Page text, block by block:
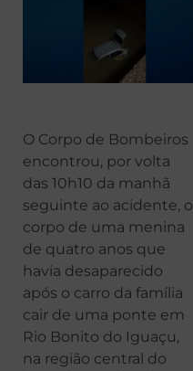
O Corpo de Bombeiros
encontrou, por volta
das 10h10 da manhã
seguinte ao acidente, o
corpo de uma menina
de quatro anos que
havia desaparecido
após o carro da família
cair de uma ponte em
Rio Bonito do Iguaçu,
na região central do